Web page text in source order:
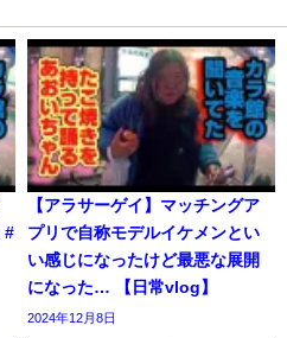
#
【アラサーゲイ】マッチングア
プリで自称モデルイケメンとい
い感じになったけど最悪な展開
になった… 【日常vlog】
2024年12月8日